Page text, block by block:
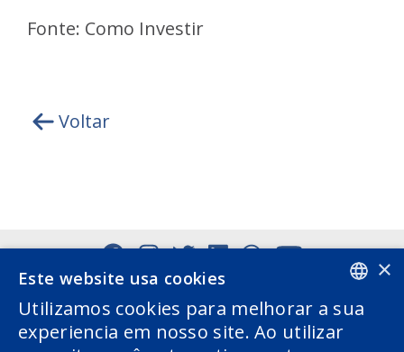
Fonte: Como Investir
Voltar
PORTUGUESE
×
Este website usa cookies
Utilizamos cookies para melhorar a sua
experiencia em nosso site. Ao utilizar